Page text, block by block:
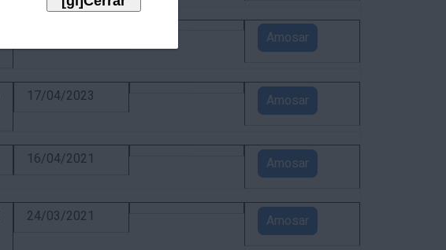
Amosar
17/04/2023 Amosar
16/04/2021 Amosar
24/03/2021 Amosar